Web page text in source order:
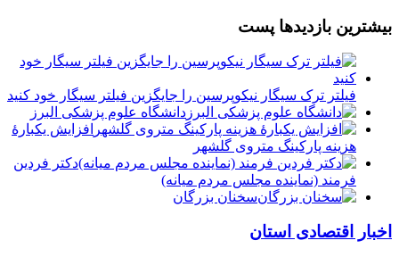
بیشترین بازدیدها پست
فیلتر ترک سیگار نیکوپرسین را جایگزین فیلتر سیگار خود کنید
دانشگاه علوم پزشکی البرز
افزایش یکبارۀ
هزینه پارکینگ متروی گلشهر
دكتر فردين
فرمند (نماينده مجلس مردم میانه)
سخنان بزرگان
اخبار اقتصادی استان